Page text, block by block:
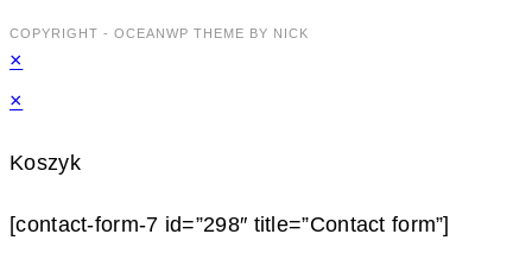
your
COPYRIGHT - OCEANWP THEME BY NICK
×
×
Koszyk
[contact-form-7 id=”298″ title=”Contact form”]